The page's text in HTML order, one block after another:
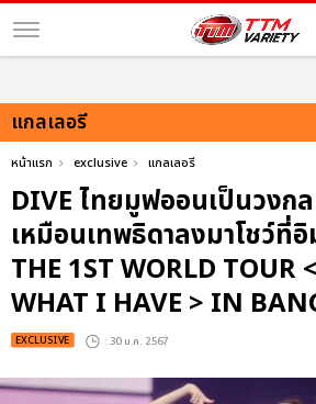
แกลเลอรี
หน้าแรก exclusive แกลเลอรี
DIVE ไทยมูฟออนเป็นวงก
เหมือนเทพธิดาลงมาโชว์ที่
THE 1ST WORLD TOUR
WHAT I HAVE > IN
EXCLUSIVE : 30 ม.ค. 2567